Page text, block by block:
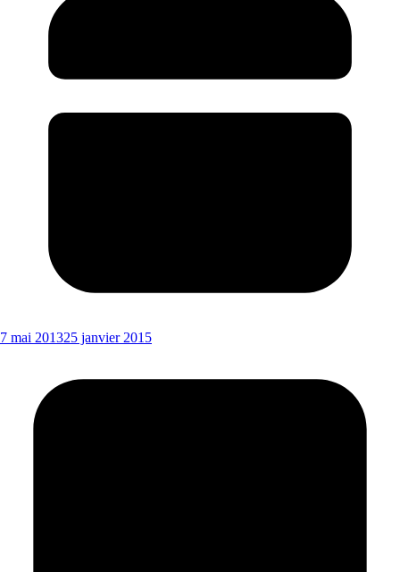
7 mai 201325 janvier 2015